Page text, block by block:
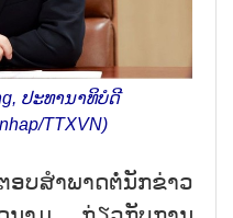
ປະທານາທິບໍດີ
TTXVN)
ບສຳພາດຕໍ່ນັກຂ່າວ